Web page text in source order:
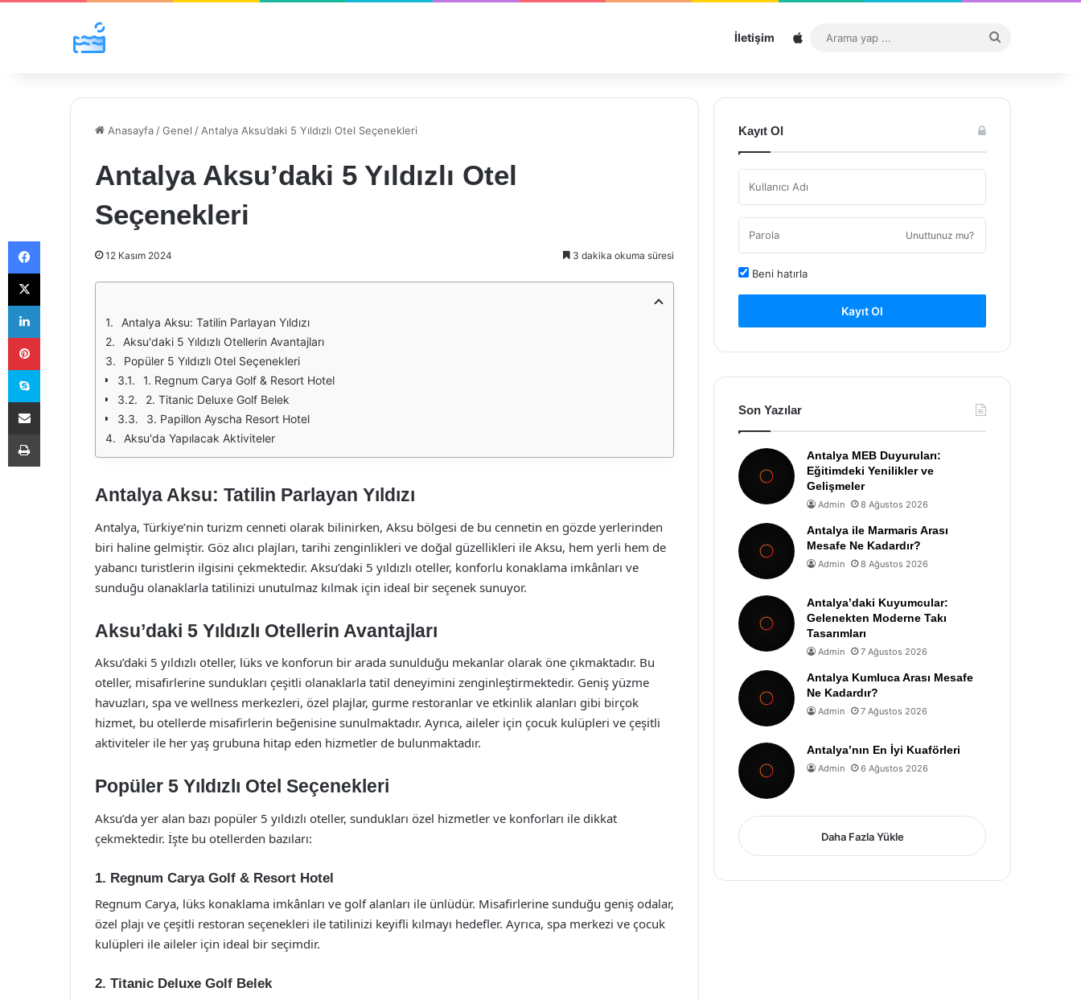
İletişim Sitemap
...
Anasayfa /Genel / Antalya Aksu’daki 5 Yıldızlı Otel Seçenekleri
Antalya Aksu’daki 5 Yıldızlı Otel
Seçenekleri
12 Kasım 2024 3 dakika okuma süresi
Antalya Aksu: Tatilin Parlayan Yıldızı
Aksu'daki 5 Yıldızlı Otellerin Avantajları
Popüler 5 Yıldızlı Otel Seçenekleri
1. Regnum Carya Golf & Resort Hotel
2. Titanic Deluxe Golf Belek
3. Papillon Ayscha Resort Hotel
Aksu'da Yapılacak Aktiviteler
Antalya Aksu: Tatilin Parlayan Yıldızı
Antalya, Türkiye’nin turizm cenneti olarak bilinirken, Aksu bölgesi de bu cennetin en gözde yerlerinden
biri haline gelmiştir. Göz alıcı plajları, tarihi zenginlikleri ve doğal güzellikleri ile Aksu, hem yerli hem de
yabancı turistlerin ilgisini çekmektedir. Aksu’daki 5 yıldızlı oteller, konforlu konaklama imkânları ve
sunduğu olanaklarla tatilinizi unutulmaz kılmak için ideal bir seçenek sunuyor.
Aksu’daki 5 Yıldızlı Otellerin Avantajları
Aksu’daki 5 yıldızlı oteller, lüks ve konforun bir arada sunulduğu mekanlar olarak öne çıkmaktadır. Bu
oteller, misafirlerine sundukları çeşitli olanaklarla tatil deneyimini zenginleştirmektedir. Geniş yüzme
havuzları, spa ve wellness merkezleri, özel plajlar, gurme restoranlar ve etkinlik alanları gibi birçok
hizmet, bu otellerde misafirlerin beğenisine sunulmaktadır. Ayrıca, aileler için çocuk kulüpleri ve çeşitli
aktiviteler ile her yaş grubuna hitap eden hizmetler de bulunmaktadır.
Popüler 5 Yıldızlı Otel Seçenekleri
Aksu’da yer alan bazı popüler 5 yıldızlı oteller, sundukları özel hizmetler ve konforları ile dikkat
çekmektedir. İşte bu otellerden bazıları:
1. Regnum Carya Golf & Resort Hotel
Regnum Carya, lüks konaklama imkânları ve golf alanları ile ünlüdür. Misafirlerine sunduğu geniş odalar,
özel plajı ve çeşitli restoran seçenekleri ile tatilinizi keyifli kılmayı hedefler. Ayrıca, spa merkezi ve çocuk
kulüpleri ile aileler için ideal bir seçimdir.
2. Titanic Deluxe Golf Belek
Kayıt Ol
Unuttunuz mu?
Beni hatırla
Kayıt Ol
Son Yazılar
Antalya MEB Duyuruları:
Eğitimdeki Yenilikler ve
Gelişmeler
Admin 8 Ağustos 2026
Antalya ile Marmaris Arası
Mesafe Ne Kadardır?
Admin 8 Ağustos 2026
Antalya’daki Kuyumcular:
Gelenekten Moderne Takı
Tasarımları
Admin 7 Ağustos 2026
Antalya Kumluca Arası Mesafe
Ne Kadardır?
Admin 7 Ağustos 2026
Antalya’nın En İyi Kuaförleri
Admin 6 Ağustos 2026
Daha Fazla Yükle
Facebook
X
LinkedIn
Pinterest
Skype
E-Posta ile paylaş